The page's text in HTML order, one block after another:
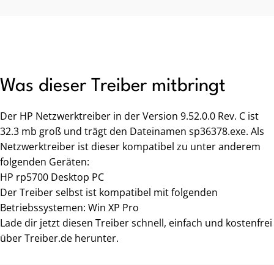
Was dieser Treiber mitbringt
Der HP Netzwerktreiber in der Version 9.52.0.0 Rev. C ist
32.3 mb groß und trägt den Dateinamen sp36378.exe. Als
Netzwerktreiber ist dieser kompatibel zu unter anderem
folgenden Geräten:
HP rp5700 Desktop PC
Der Treiber selbst ist kompatibel mit folgenden
Betriebssystemen: Win XP Pro
Lade dir jetzt diesen Treiber schnell, einfach und kostenfrei
über Treiber.de herunter.